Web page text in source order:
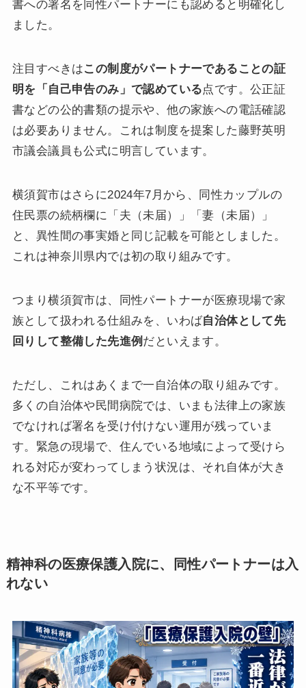
書への署名を同性パートナーにも認めると明確化し
ました。
注目すべきはこの制度がパートナーであることの証
明を「自己申告のみ」で認めている点です。公正証
書などの公的書類の提示や、他の家族への電話確認
は必要ありません。これは制度を提案した藤野英明
市議会議員も公式に明言しています。
横須賀市はさらに2024年7月から、同性カップルの
住民票の続柄欄に「夫（未届）」「妻（未届）」
と、異性間の事実婚と同じ記載を可能としました。
これは神奈川県内では初の取り組みです。
つまり横須賀市は、同性パートナーが医療現場で家
族として扱われる仕組みを、いわば自治体として先
回りして整備した先進例 だといえます。
ただし、これはあくまで一自治体の取り組みです。
多くの自治体や民間病院では、いまも法律上の家族
でなければ署名を受け付けない運用が残っていま
す。緊急の現場で、住んでいる地域によって受けら
れる対応が変わってしまう状況は、それ自体が大き
な不平等です。
精神科の医療保護入院に、同性パートナーは入
れない